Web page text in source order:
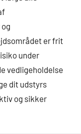
er frit
under
vedligeholdelse
dit udstyrs
og sikker